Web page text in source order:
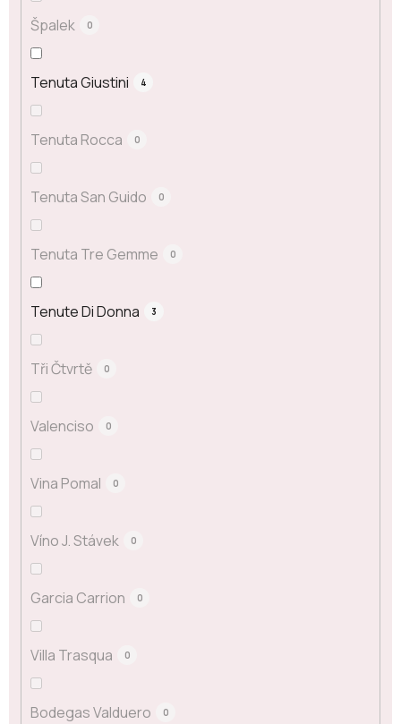
Špalek 0
Tenuta Giustini 4
Tenuta Rocca 0
Tenuta San Guido 0
Tenuta Tre Gemme 0
Tenute Di Donna 3
Tři Čtvrtě 0
Valenciso 0
Vina Pomal 0
Víno J. Stávek 0
Garcia Carrion 0
Villa Trasqua 0
Bodegas Valduero 0